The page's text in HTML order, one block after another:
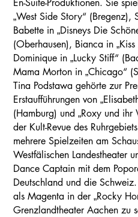
En-Suite-Produktionen. Sie
„West Side Story“ (Bregenz),
Babette in „Disneys Die
(Oberhausen), Bianca in
Dominique in „Lucky Stiff“
Mama Morton in „Chicago“
Tina Podstawa gehörte zur
Erstaufführungen von
(Hamburg) und „Roxy und
der Kult-Revue des
mehrere Spielzeiten am
Westfälischen Landestheater
Dance Captain mit dem
Deutschland und die
als Magenta in der „Rocky
Grenzlandtheater Aachen zu